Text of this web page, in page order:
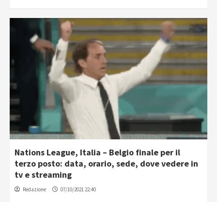
Nations League, Italia – Belgio finale per il
terzo posto: data, orario, sede, dove vedere in
tv e streaming
Redazione 07/10/2021 22:40